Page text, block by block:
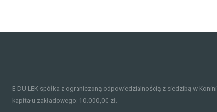
E-DU.LEK spółka z ograniczoną odpowiedzialnością z siedzibą w
kapitału zakładowego: 10.000,00 zł.